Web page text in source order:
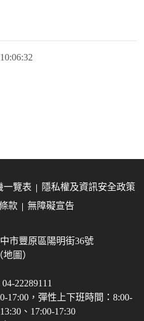
一覽表
隱私權及資訊安全政策
款
無障礙宣告
市豐原區陽明街36號
地圖）
22289111
17:00，彈性上下班時間：8:00-
、17:00-17:30